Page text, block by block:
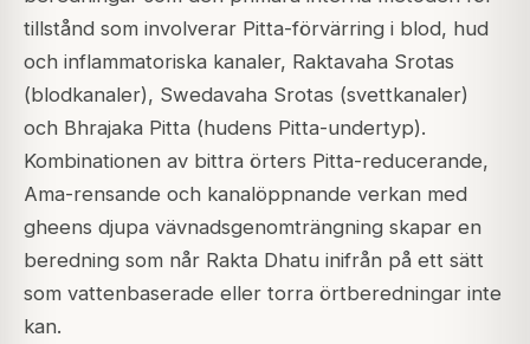
tillstånd som involverar Pitta-förvärring i blod, hud
och inflammatoriska kanaler, Raktavaha Srotas
(blodkanaler), Swedavaha Srotas (svettkanaler)
och Bhrajaka Pitta (hudens Pitta-undertyp).
Kombinationen av bittra örters Pitta-reducerande,
Ama-rensande och kanalöppnande verkan med
gheens djupa vävnadsgenomträngning skapar en
beredning som når Rakta Dhatu inifrån på ett sätt
som vattenbaserade eller torra örtberedningar inte
kan.